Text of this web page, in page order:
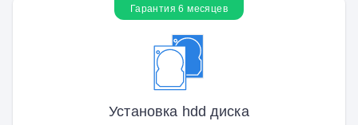
Гарантия 6 месяцев
Установка hdd диска